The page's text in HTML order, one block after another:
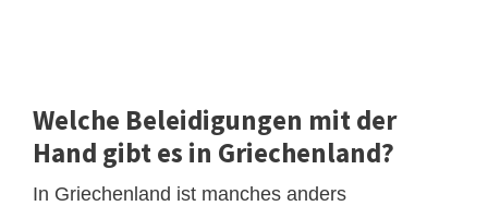
Welche Beleidigungen mit der
Hand gibt es in Griechenland?
In Griechenland ist manches anders